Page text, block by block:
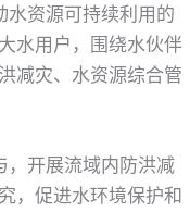
资源可持续利用的
水用户，围绕水伙伴
减灾、水资源综合管
，开展流域内防洪减
，促进水环境保护和